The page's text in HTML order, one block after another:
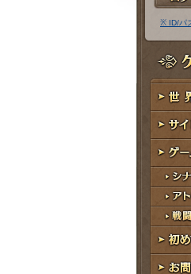
ル
ア
ド
レ
ス
ス
ー
ド
※ ID/パ
ゲームガ
世界観
サイドス
ゲームマ
シナリオ
アトリエ
戦闘マニ
初めての